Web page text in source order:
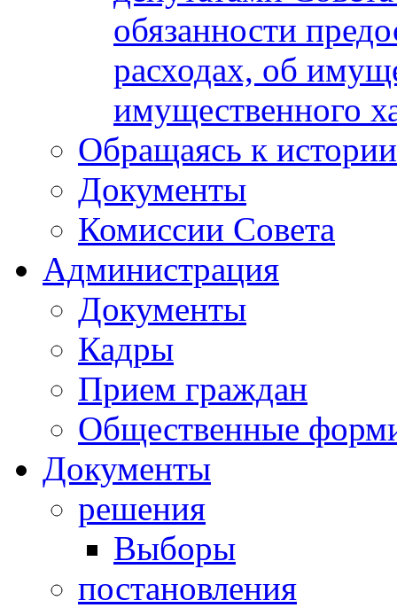
обязанности
расходах, об
имущественного
Обращаясь к истории
Документы
Комиссии Совета
Администрация
Документы
Кадры
Прием граждан
Общественные
Документы
решения
Выборы
постановления